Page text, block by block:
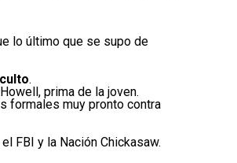
lo último que se supo de
.
prima de la joven.
formales muy pronto contra
FBI y la Nación Chickasaw.